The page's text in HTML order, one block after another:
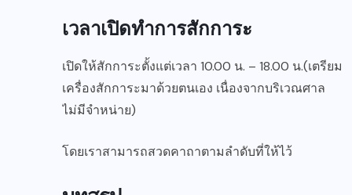
เวลาเปิดทำการสักการะ
เปิดให้สักการะตั้งแต่เวลา 10.00 น. – 18.00 น.(เตรียม
เครื่องสักการะมาด้วยตนเอง เนื่องจากบริเวณศาล
ไม่มีจำหน่าย)
โดยเราสามารถสวดคาถาตามลำดับที่ให้ไว้